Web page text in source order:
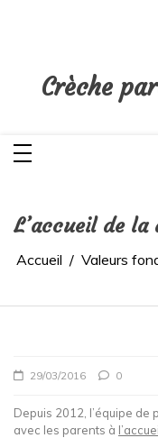
Crèche
L’accueil de la
Accueil Valeurs
29/03/2016 0
Depuis 2012, l’équipe
avec les parents à